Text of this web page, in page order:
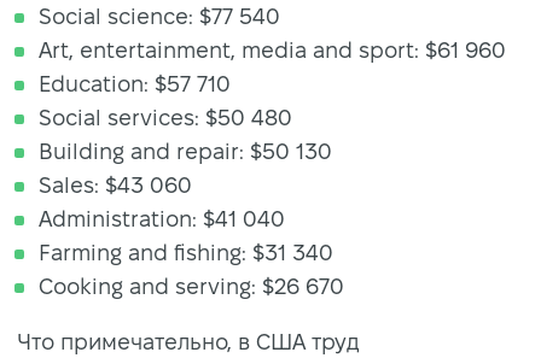
Social science: $77 540
Art, entertainment, media and sport: $61 960
Education: $57 710
Social services: $50 480
Building and repair: $50 130
Sales: $43 060
Administration: $41 040
Farming and fishing: $31 340
Cooking and serving: $26 670
Что примечательно, в США труд